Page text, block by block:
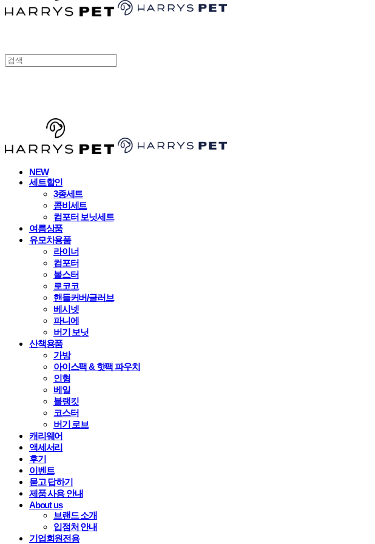
NEW
세트할인
3종세트
콤비세트
컴포터 보닛세트
여름상품
유모차용품
라이너
컴포터
볼스터
로코코
핸들커버/글러브
베시넷
파니에
버기 보닛
산책용품
가방
아이스팩 & 핫팩 파우치
인형
베일
블랭킷
코스터
버기 로브
캐리웨어
액세서리
후기
이벤트
묻고 답하기
제품 사용 안내
About us
브랜드 소개
입점처 안내
기업회원전용